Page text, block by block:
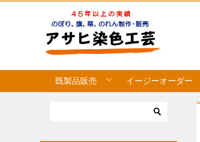
既製品販売 イージーオーダー